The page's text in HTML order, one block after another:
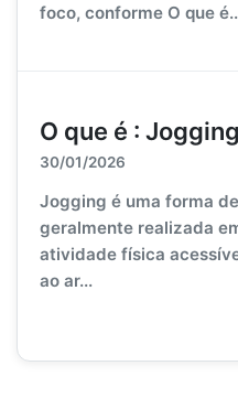
foco, conforme O que
O que é : Jogging
30/01/2026
Jogging é uma forma
geralmente realizada
atividade física
ao ar...